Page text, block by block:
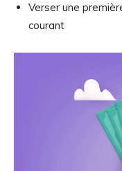
Verser une
courant